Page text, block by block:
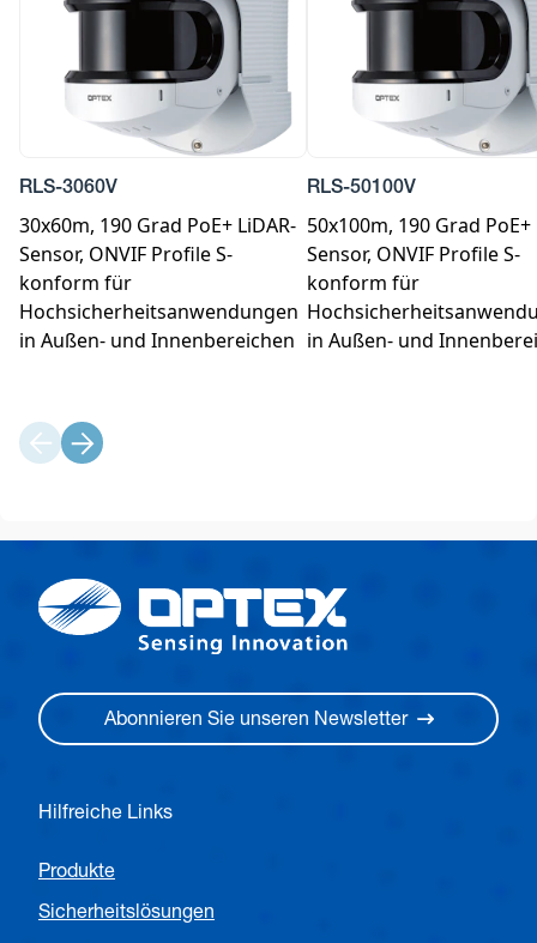
RLS-3060V
30x60m, 190 Grad PoE+ LiDAR-
Sensor, ONVIF Profile S-
konform für
Hochsicherheitsanwendungen
in Außen- und Innenbereichen
RLS-50100V
50x100m, 190 Grad PoE+
Sensor, ONVIF Profile S-
konform für
in Außen- und
Abonnieren Sie unseren Newsletter
Hilfreiche Links
Produkte
Sicherheitslösungen